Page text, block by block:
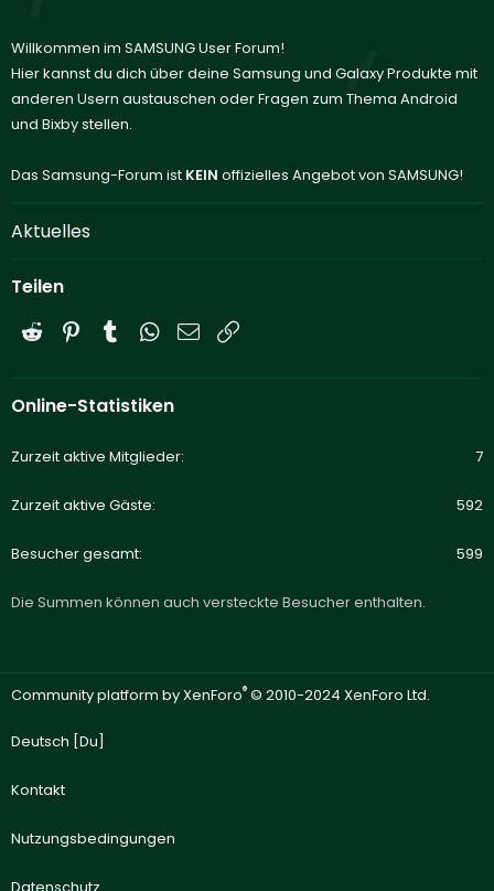
Willkommen im SAMSUNG User Forum!
Hier kannst du dich über deine Samsung und Galaxy Produkte mit
anderen Usern austauschen oder Fragen zum Thema Android
und Bixby stellen.
Das Samsung-Forum ist KEIN offizielles Angebot von SAMSUNG!
Aktuelles
Teilen
Reddit PinterestTumblrWhatsApp
E-Mail
Online-Statistiken
Zurzeit aktive Mitglieder 7
Zurzeit aktive Gäste 592
Besucher gesamt 599
Die Summen können auch versteckte Besucher enthalten.
Community platform by XenForo® © 2010-2024 XenForo Ltd.
Deutsch [Du]
Kontakt
Nutzungsbedingungen